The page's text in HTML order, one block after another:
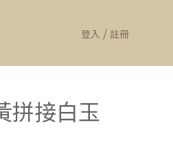
登入 / 註冊
拼接白玉